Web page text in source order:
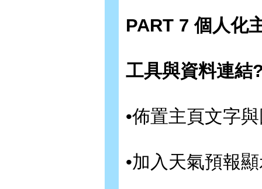
PART 7 個人化
工具與資料連結
•佈置主頁文字
•加入天氣預報